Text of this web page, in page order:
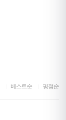
베스트순 평점순